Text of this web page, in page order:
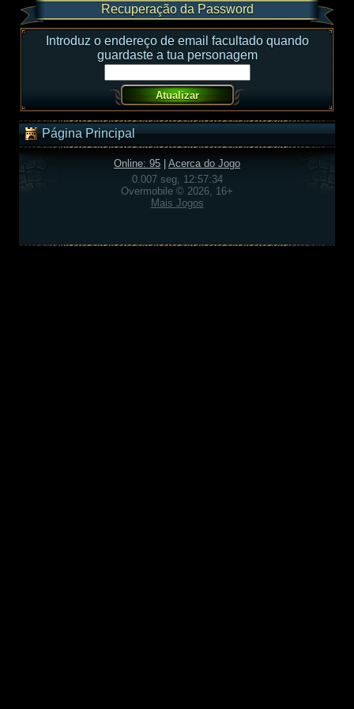
Recuperação da Password
Introduz o endereço de email facultado quando
guardaste a tua personagem
Página Principal
Online: 95
Acerca do Jogo
0.007 seg, 12:57:34
Overmobile © 2026, 16+
Mais Jogos